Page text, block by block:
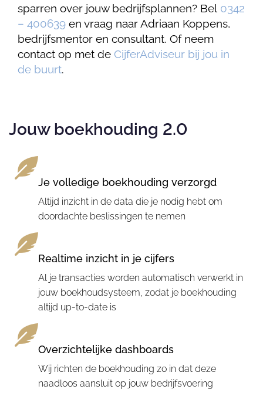
sparren over jouw bedrijfsplannen? Bel 0342
– 400639 en vraag naar Adriaan Koppens,
bedrijfsmentor en consultant. Of neem
contact op met de CijferAdviseur bij jou in
de buurt.
Jouw boekhouding 2.0
Je volledige boekhouding verzorgd
Altijd inzicht in de data die je nodig hebt om
doordachte beslissingen te nemen
Realtime inzicht in je cijfers
Al je transacties worden automatisch verwerkt in
jouw boekhoudsysteem, zodat je boekhouding
altijd up-to-date is
Overzichtelijke dashboards
Wij richten de boekhouding zo in dat deze
naadloos aansluit op jouw bedrijfsvoering